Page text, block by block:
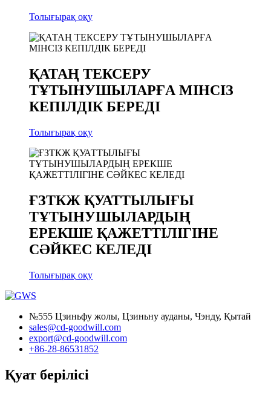
Толығырақ оқу
ҚАТАҢ ТЕКСЕРУ
ТҰТЫНУШЫЛАРҒА МІНСІЗ
КЕПІЛДІК БЕРЕДІ
Толығырақ оқу
ҒЗТКЖ ҚУАТТЫЛЫҒЫ
ТҰТЫНУШЫЛАРДЫҢ
ЕРЕКШЕ ҚАЖЕТТІЛІГІНЕ
СӘЙКЕС КЕЛЕДІ
Толығырақ оқу
№555 Цзиньфу жолы, Цзиньну ауданы, Чэнду, Қытай
sales@cd-goodwill.com
export@cd-goodwill.com
+86-28-86531852
Қуат берілісі